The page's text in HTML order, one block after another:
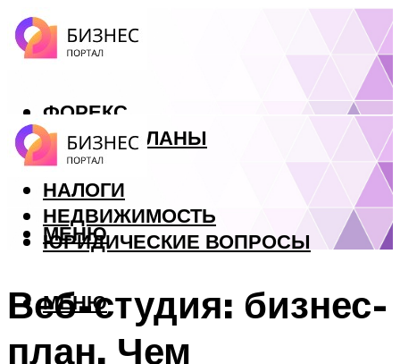
ФОРЕКС
БИЗНЕС ПЛАНЫ
КРЕДИТЫ
НАЛОГИ
НЕДВИЖИМОСТЬ
ЮРИДИЧЕСКИЕ ВОПРОСЫ
МЕНЮ
МЕНЮ
Веб-студия: бизнес-
план. Чем